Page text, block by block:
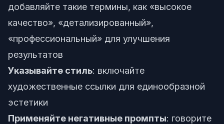
добавляйте такие термины, как «высокое
качество», «детализированный»,
«профессиональный» для улучшения
результатов
Указывайте стиль: включайте
художественные ссылки для единообразной
эстетики
Применяйте негативные промпты: говорите